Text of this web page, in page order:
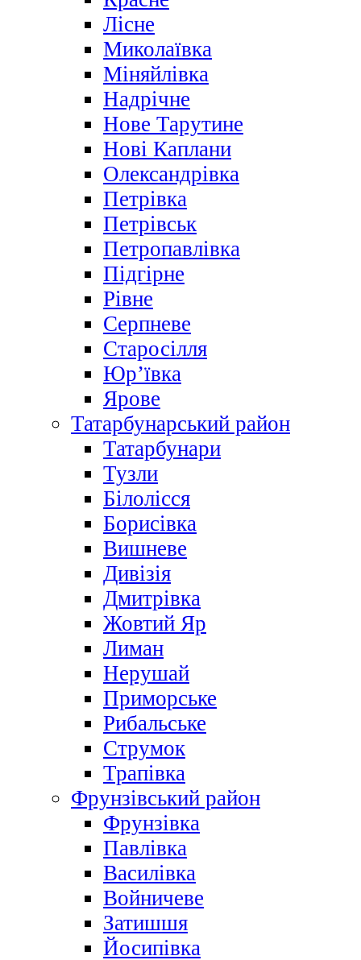
Лісне
Миколаївка
Міняйлівка
Надрічне
Нове Тарутине
Нові Каплани
Олександрівка
Петрівка
Петрівськ
Петропавлівка
Підгірне
Рівне
Серпневе
Старосілля
Юр’ївка
Ярове
Татарбунарський район
Татарбунари
Тузли
Білолісся
Борисівка
Вишневе
Дивізія
Дмитрівка
Жовтий Яр
Лиман
Нерушай
Приморське
Рибальське
Струмок
Трапівка
Фрунзівський район
Фрунзівка
Павлівка
Василівка
Войничеве
Затишшя
Йосипівка